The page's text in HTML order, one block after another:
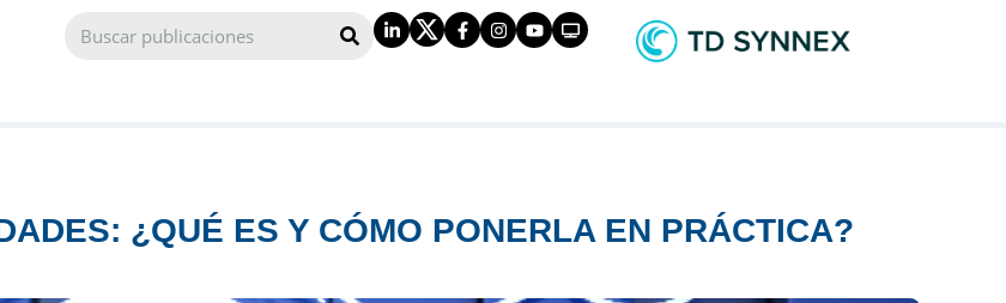
¿QUÉ ES Y CÓMO PONERLA EN PRÁCTICA?